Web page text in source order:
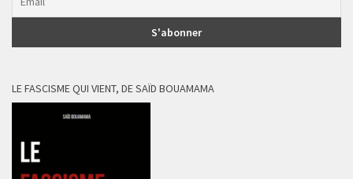
LE FASCISME QUI VIENT, DE SAÏD BOUAMAMA